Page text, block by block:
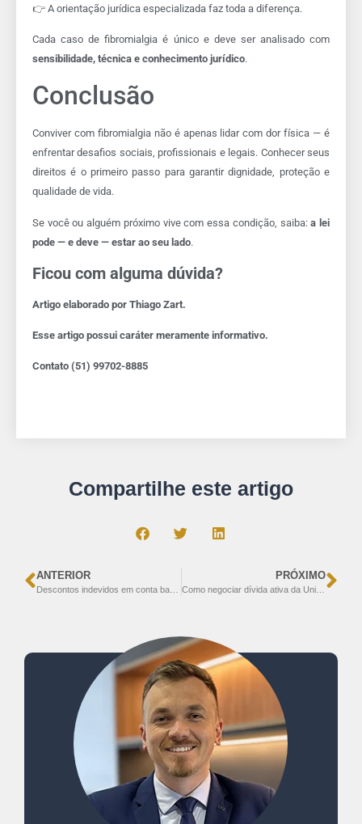
👉 A orientação jurídica especializada faz toda a diferença.
Cada caso de fibromialgia é único e deve ser analisado com
sensibilidade, técnica e conhecimento jurídico.
Conclusão
Conviver com fibromialgia não é apenas lidar com dor física — é
enfrentar desafios sociais, profissionais e legais. Conhecer seus
direitos é o primeiro passo para garantir dignidade, proteção e
qualidade de vida.
Se você ou alguém próximo vive com essa condição, saiba:a lei
pode — e deve — estar ao seu lado.
Ficou com alguma dúvida?
Artigo elaborado por Thiago Zart.
Esse artigo possui caráter meramente informativo.
Contato (51) 99702-8885
Compartilhe este artigo
ANTERIOR PRÓXIMO
Como negociar dívida ativa da União: prazo foi prorrogado até maio de 2026